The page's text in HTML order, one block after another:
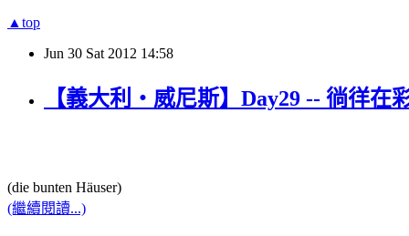
▲top
Jun 30 Sat 2012 14:58
【義大利‧威尼斯】Day29 -- 徜徉
(die bunten Häuser)
(繼續閱讀...)